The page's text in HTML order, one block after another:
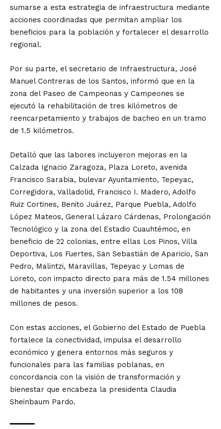
sumarse a esta estrategia de infraestructura mediante
acciones coordinadas que permitan ampliar los
beneficios para la población y fortalecer el desarrollo
regional.
Por su parte, el secretario de Infraestructura, José
Manuel Contreras de los Santos, informó que en la
zona del Paseo de Campeonas y Campeones se
ejecutó la rehabilitación de tres kilómetros de
reencarpetamiento y trabajos de bacheo en un tramo
de 1.5 kilómetros.
Detalló que las labores incluyeron mejoras en la
Calzada Ignacio Zaragoza, Plaza Loreto, avenida
Francisco Sarabia, bulevar Ayuntamiento, Tepeyac,
Corregidora, Valladolid, Francisco I. Madero, Adolfo
Ruiz Cortines, Benito Juárez, Parque Puebla, Adolfo
López Mateos, General Lázaro Cárdenas, Prolongación
Tecnológico y la zona del Estadio Cuauhtémoc, en
beneficio de 22 colonias, entre ellas Los Pinos, Villa
Deportiva, Los Fuertes, San Sebastián de Aparicio, San
Pedro, Malintzi, Maravillas, Tepeyac y Lomas de
Loreto, con impacto directo para más de 1.54 millones
de habitantes y una inversión superior a los 108
millones de pesos.
Con estas acciones, el Gobierno del Estado de Puebla
fortalece la conectividad, impulsa el desarrollo
económico y genera entornos más seguros y
funcionales para las familias poblanas, en
concordancia con la visión de transformación y
bienestar que encabeza la presidenta Claudia
Sheinbaum Pardo.